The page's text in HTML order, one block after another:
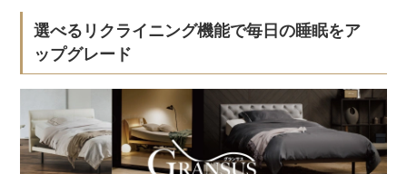
選べるリクライニング機能で毎日の睡眠をア
ップグレード